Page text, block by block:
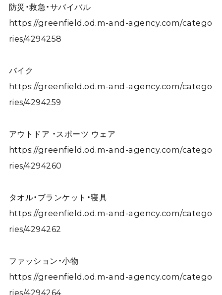
防災・救急・サバイバル
https://greenfield.od.m-and-agency.com/catego
ries/4294258
バイク
https://greenfield.od.m-and-agency.com/catego
ries/4294259
アウトドア ・スポーツ ウェア
https://greenfield.od.m-and-agency.com/catego
ries/4294260
タオル・ブランケット・寝具
https://greenfield.od.m-and-agency.com/catego
ries/4294262
ファッション・小物
https://greenfield.od.m-and-agency.com/catego
ries/4294264